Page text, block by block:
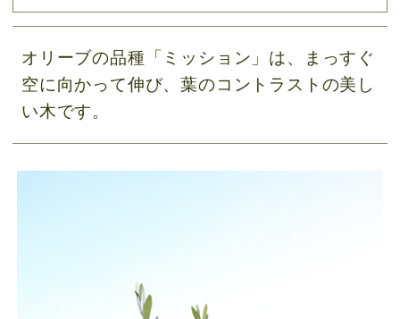
オリーブの品種「ミッション」は、まっすぐ
空に向かって伸び、葉のコントラストの美し
い木です。